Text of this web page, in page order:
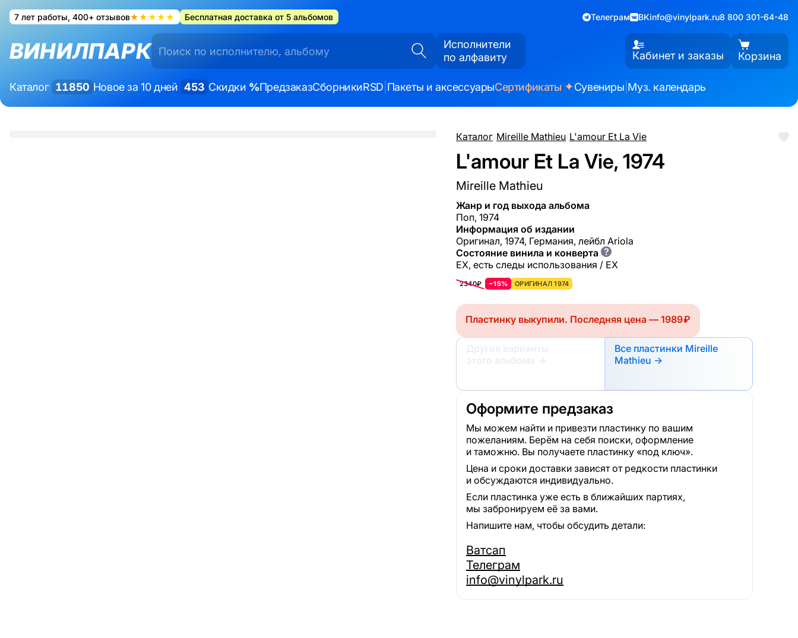
7 лет работы, 400+ отзывов★★★★★ Бесплатная доставка от 5 альбомов Телеграм ВКinfo@vinylpark.ru8 800 301-64-48
ВИНИЛПАРК
Исполнители
по алфавиту
Кабинет и заказы Корзина
Каталог 11850 Новое за 10 дней 453 Скидки %ПредзаказСборникиRSD Пакеты и аксессуарыСертификаты ✦Сувениры Муз. календарь
Каталог/Mireille Mathieu/L'amour Et La Vie
L'amour Et La Vie, 1974
Mireille Mathieu
Жанр и год выхода альбома
Поп, 1974
Информация об издании
Оригинал, 1974, Германия, лейбл Ariola
Состояние винила и конверта ?
EX, есть следы использования / EX
2340₽ −15% ОРИГИНАЛ 1974
Пластинку выкупили. Последняя цена — 1989 ₽
Другие варианты
этого альбома
→
Все пластинки Mireille
Mathieu →
Оформите предзаказ
Мы можем найти и привезти пластинку по вашим
пожеланиям. Берём на себя поиски, оформление
и таможню. Вы получаете пластинку «под ключ».
Цена и сроки доставки зависят от редкости пластинки
и обсуждаются индивидуально.
Если пластинка уже есть в ближайших партиях,
мы забронируем её за вами.
Напишите нам, чтобы обсудить детали:
Ватсап
Телеграм
info@vinylpark.ru